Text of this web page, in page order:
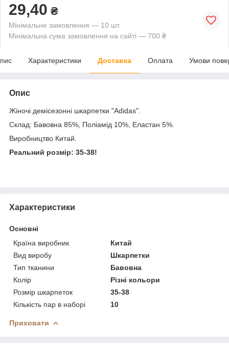
29,40 ₴
Мінімальне замовлення — 10 шт.
Мінімальна сума замовлення на сайті — 700 ₴
Характеристики Доставка Оплата Умови
Опис
Жіночі демісезонні шкарпетки "Adidas".
Склад: Бавовна 85%, Поліамід 10%, Еластан 5%.
Виробництво Китай.
Реальний розмір: 35-38!
Характеристики
Основні
Країна виробник
Китай
Вид виробу
Шкарпетки
Тип тканини
Бавовна
Колір
Різні кольори
Розмір шкарпеток
35-38
Кількість пар в наборі
10
Приховати